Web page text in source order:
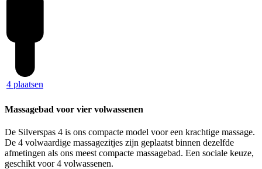
4 plaatsen
Massagebad voor vier volwassenen
De Silverspas 4 is ons compacte model voor een krachtige massage.
De 4 volwaardige massagezitjes zijn geplaatst binnen dezelfde
afmetingen als ons meest compacte massagebad. Een sociale keuze,
geschikt voor 4 volwassenen.